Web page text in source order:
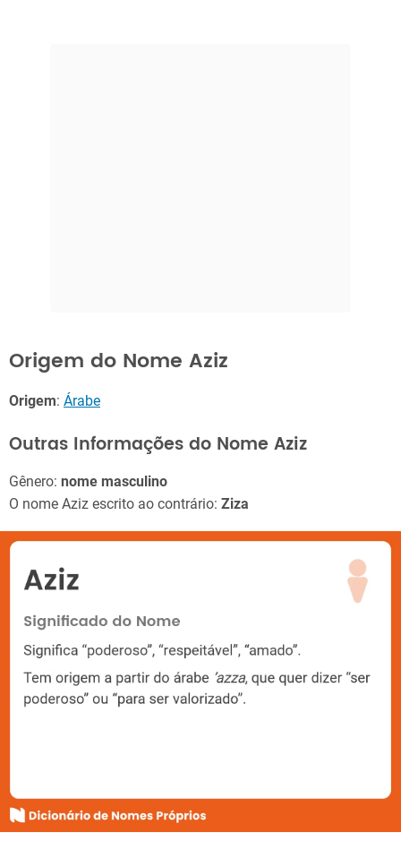
Origem do Nome Aziz
Origem: Árabe
Outras Informações do Nome Aziz
Gênero: nome masculino
O nome Aziz escrito ao contrário: Ziza